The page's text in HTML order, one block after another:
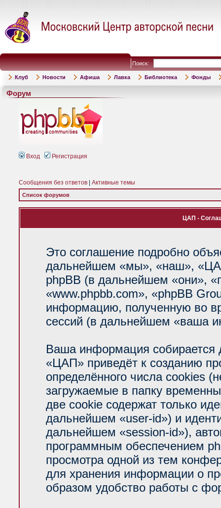
Поиск:
Клуб Новости Афиша Лавка Библиотека Фонды
Форум
Вход Регистрация
Сообщения без ответов Активные темы
Список форумов
ЦАП -
Это соглашение подробно
дальнейшем «мы», «наш»,
phpBB (в дальнейшем «они»,
«www.phpbb.com», «phpBB
информацию, полученную во
сессий (в дальнейшем «ваша
Ваша информация собирается
«ЦАП» приведёт к созданию
определённого числа cookies
загружаемые в папку
две cookie содержат только
дальнейшем «user-id») и
дальнейшем «session-id»),
программным обеспечением
просмотра одной из тем
для хранения информации о
образом удобство работы с